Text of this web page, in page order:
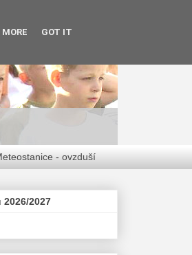
- ovzduší
2027
GOT IT